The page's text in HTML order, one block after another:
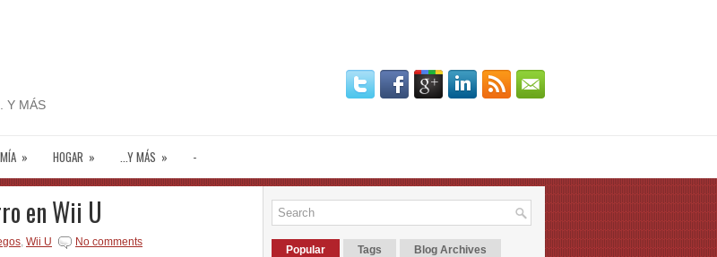
Y MÁS
» HOGAR » ...Y MÁS » -
en Wii U
, Wii U No comments
Popular Tags Blog Archives